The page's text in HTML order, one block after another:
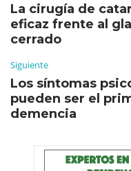
La cirugía de
eficaz frente al
cerrado
Siguiente
Los síntomas
pueden ser el
demencia